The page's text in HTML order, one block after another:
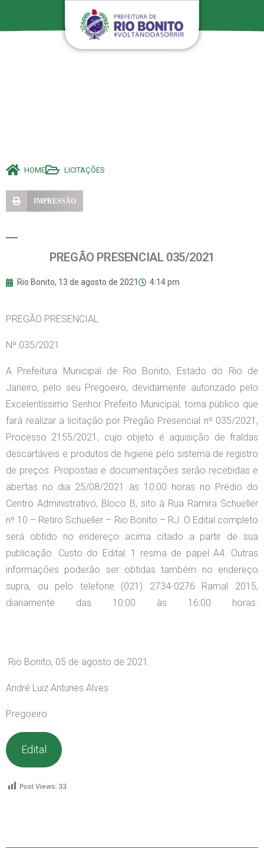
HOME LICITAÇÕES
IMPRESSÃO
PREGÃO PRESENCIAL 035/2021
Rio Bonito, 13 de agosto de 2021 4:14 pm
PREGÃO PRESENCIAL
Nº 035/2021
A Prefeitura Municipal de Rio Bonito, Estado do Rio de
Janeiro, pelo seu Pregoeiro, devidamente autorizado pelo
Excelentíssimo Senhor Prefeito Municipal, torna público que
fará realizar a licitação por Pregão Presencial nº 035/2021,
Processo 2155/2021, cujo objeto é aquisição de fraldas
descartáveis e produtos de higiene pelo sistema de registro
de preços. Propostas e documentações serão recebidas e
abertas no dia 25/08/2021 às 10:00 horas no Prédio do
Centro Administrativo, Bloco B, sito à Rua Ramira Schueller
nº 10 – Retiro Schueller – Rio Bonito – RJ. O Edital completo
será obtido no endereço acima citado a partir de sua
publicação. Custo do Edital: 1 resma de papel A4. Outras
informações poderão ser obtidas também no endereço
supra, ou pelo telefone (021) 2734-0276 Ramal 2015,
diariamente das 10:00 às 16:00 horas.
Rio Bonito, 05 de agosto de 2021.
André Luiz Antunes Alves
Pregoeiro
Edital
Post Views: 33